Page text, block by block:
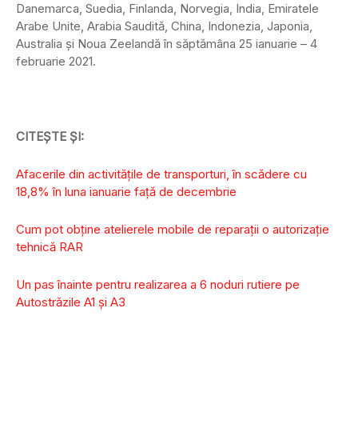
Danemarca, Suedia, Finlanda, Norvegia, India, Emiratele
Arabe Unite, Arabia Saudită, China, Indonezia, Japonia,
Australia și Noua Zeelandă în săptămâna 25 ianuarie – 4
februarie 2021.
CITEȘTE ȘI:
Afacerile din activitățile de transporturi, în scădere cu
18,8% în luna ianuarie față de decembrie
Cum pot obține atelierele mobile de reparații o autorizație
tehnică RAR
Un pas înainte pentru realizarea a 6 noduri rutiere pe
Autostrăzile A1 și A3